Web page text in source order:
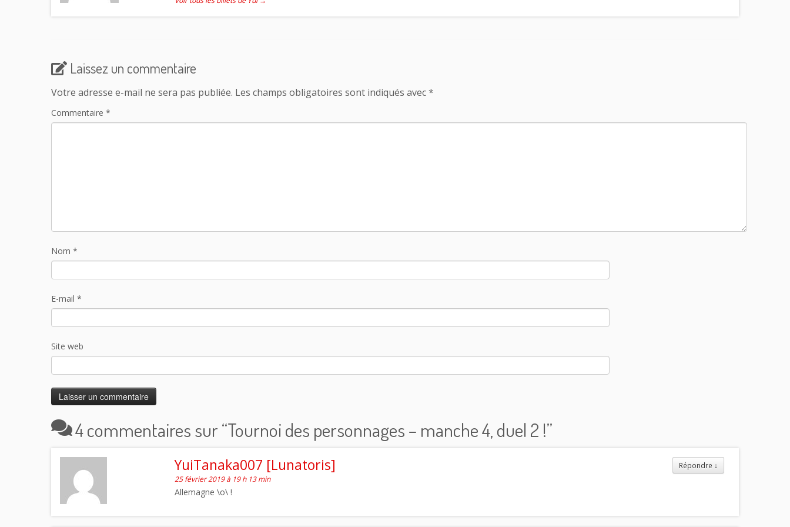
Laissez un commentaire
Votre adresse e-mail ne sera pas publiée. Les champs obligatoires sont indiqués avec*
Commentaire *
Nom *
E-mail *
Site web
4 commentaires sur “Tournoi des personnages – manche 4, duel 2 !”
Répondre ↓
YuiTanaka007 [Lunatoris]
25 février 2019 à 19 h 13 min
Allemagne \o\ !